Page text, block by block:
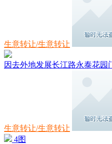
生意转让/生意转让
因去外地发展长江路永泰花园
生意转让/生意转让
4图